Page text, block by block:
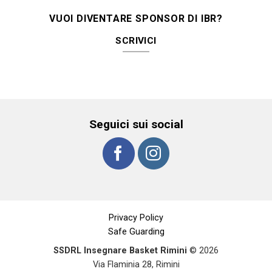
VUOI DIVENTARE SPONSOR DI IBR?
SCRIVICI
Seguici sui social
Privacy Policy
Safe Guarding
SSDRL Insegnare Basket Rimini © 2026
Via Flaminia 28, Rimini